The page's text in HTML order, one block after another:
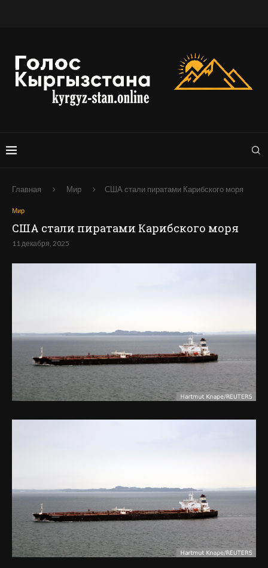
Главная Мир США стали пиратами Карибского моря
Мир
США стали пиратами Карибского моря
11 декабря, 2025